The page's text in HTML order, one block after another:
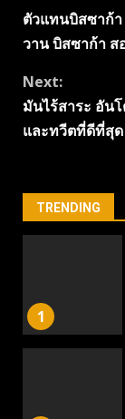
Reading
ตัวแทนบิสซาก้
วาน บิสซาก้า
Next:
มันไร้สาระ อัน
และทวีตที่ดีที่สุด
TRENDING
1